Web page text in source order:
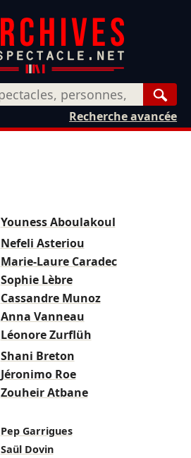
Recherche avancée
Youness Aboulakoul
Nefeli Asteriou
Marie-Laure Caradec
Sophie Lèbre
Cassandre Munoz
Anna Vanneau
Léonore Zurflüh
Shani Breton
Jéronimo Roe
Zouheir Atbane
Pep Garrigues
Saül Dovin